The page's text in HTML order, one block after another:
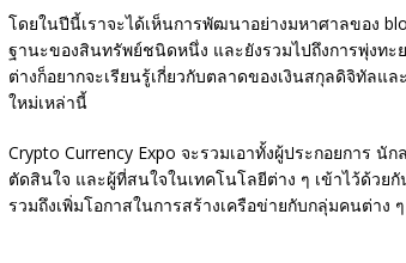
โดยในปีนี้เราจะได้เห็นการพัฒนาอย่างมหาศาลของ
ฐานะของสินทรัพย์ชนิดหนึ่ง และยังรวมไปถึงการพุ่งท
ต่างก็อยากจะเรียนรู้เกี่ยวกับตลาดของเงินสกุลดิจิทัล
ใหม่เหล่านี้
Crypto Currency Expo จะรวมเอาทั้งผู้ประกอยการ
ตัดสินใจ และผู้ที่สนใจในเทคโนโลยีต่าง ๆ เข้าไว้ด้วย
รวมถึงเพิ่มโอกาสในการสร้างเครือข่ายกับกลุ่มคนต่าง ๆ